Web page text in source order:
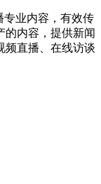
专业内容，有效传
的内容，提供新闻
频直播、在线访谈